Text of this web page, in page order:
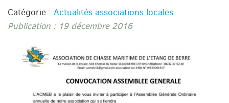
Catégorie : Actualités associations locales
Publication : 19 décembre 2016